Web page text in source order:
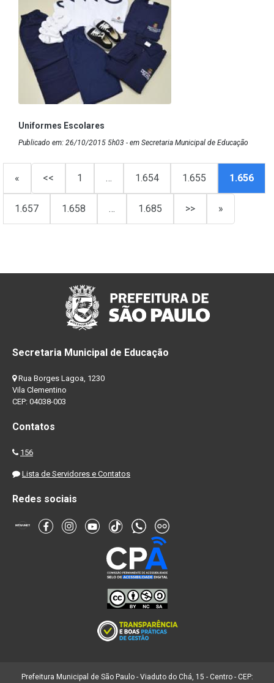
Uniformes Escolares
Publicado em: 26/10/2015 5h03 - em Secretaria Municipal de Educação
« << 1 … 1.654 1.655 1.656
1.657 1.658 … 1.685 >> »
Secretaria Municipal de Educação
Rua Borges Lagoa, 1230
Vila Clementino
CEP: 04038-003
Contatos
156
Lista de Servidores e Contatos
Redes sociais
Prefeitura Municipal de São Paulo - Viaduto do Chá, 15 - Centro - CEP: